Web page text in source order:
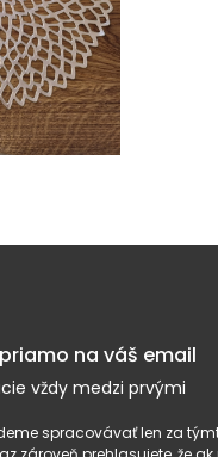
na váš email
vždy medzi prvými
spracovávať len za